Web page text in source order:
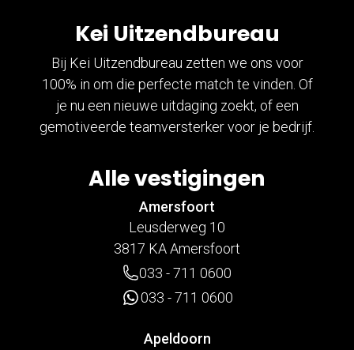
Kei Uitzendbureau
Bij Kei Uitzendbureau zetten we ons voor
100% in om die perfecte match te vinden. Of
je nu een nieuwe uitdaging zoekt, of een
gemotiveerde teamversterker voor je bedrijf.
Alle vestigingen
Amersfoort
Leusderweg 10
3817 KA Amersfoort
033 - 711 0600
033 - 711 0600
Apeldoorn